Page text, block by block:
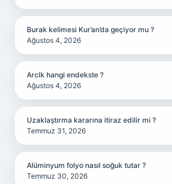
Burak kelimesi Kur’an’da geçiyor mu ?
Ağustos 4, 2026
Arclk hangi endekste ?
Ağustos 4, 2026
Uzaklaştırma kararına itiraz edilir mi ?
Temmuz 31, 2026
Alüminyum folyo nasıl soğuk tutar ?
Temmuz 30, 2026